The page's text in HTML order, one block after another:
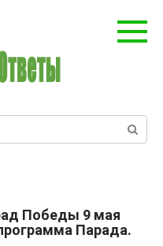
Победы 9 мая
Парада.